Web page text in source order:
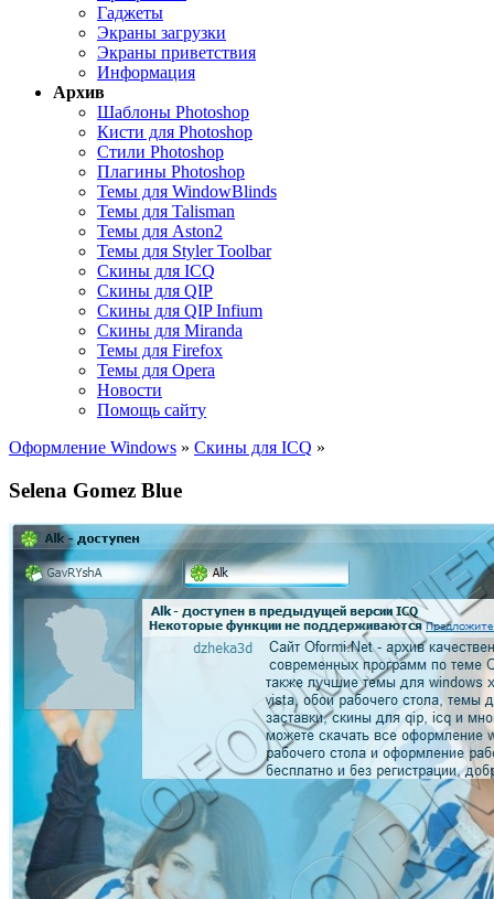
Гаджеты
Экраны загрузки
Экраны приветствия
Информация
Архив
Шаблоны Photoshop
Кисти для Photoshop
Стили Photoshop
Плагины Photoshop
Темы для WindowBlinds
Темы для Talisman
Темы для Aston2
Темы для Styler Toolbar
Скины для ICQ
Скины для QIP
Скины для QIP Infium
Скины для Miranda
Темы для Firefox
Темы для Opera
Новости
Помощь сайту
Оформление Windows » Скины для ICQ »
Selena Gomez Blue